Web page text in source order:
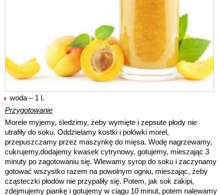
woda – 1 l.
Przygotowanie
Morele myjemy, śledzimy, żeby wymięte i zepsute płody nie
utrafiły do soku. Oddzielamy kostki i połówki morel,
przepuszczamy przez maszynkę do mięsa. Wodę nagrzewamy,
cukrujemy,dodajemy kwasek cytrynowy, gotujemy, mieszając 3
minuty po zagotowaniu się. Wlewamy syrop do soku i zaczynamy
gotować wszystko razem na powolnym ogniu, mieszając, żeby
cząsteczki płodów nie przypaliły się. Potem, jak sok zakipi,
zdejmujemy piankę i gotujemy w ciągu 10 minut, potem nalewamy